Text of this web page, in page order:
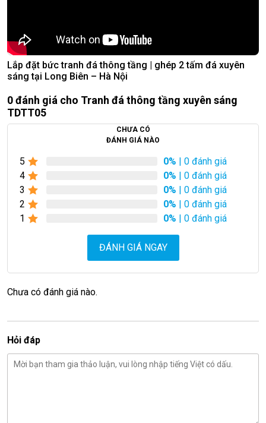
Lắp đặt bức tranh đá thông tầng | ghép 2 tấm đá xuyên
sáng tại Long Biên – Hà Nội
0 đánh giá cho Tranh đá thông tầng xuyên sáng
TDTT05
CHƯA CÓ
ĐÁNH GIÁ NÀO
5 0% | 0 đánh giá
4
0% | 0 đánh giá
3
0% | 0 đánh giá
2
0% | 0 đánh giá
1
0% | 0 đánh giá
ĐÁNH GIÁ NGAY
Chưa có đánh giá nào.
Hỏi đáp